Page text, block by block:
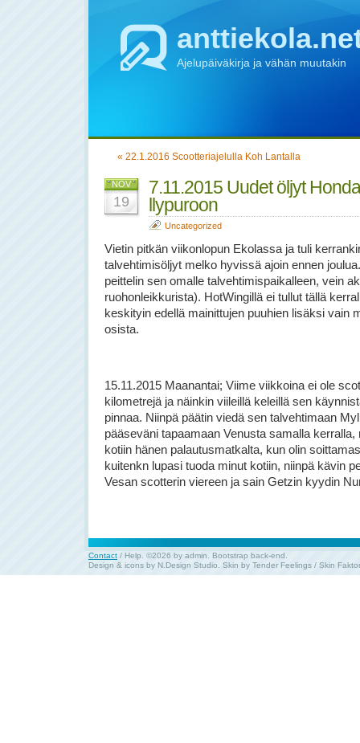
Ajelupäiväkirja ja vähän muutakin
« 22.1.2016 Scootteriajelulla Koh Lantalla
NOV
19
7.11.2015 Uudet öljyt
llypuroon
Uncategorized
Vietin pitkän viikonlopun Ekolassa ja tuli
talvehtimisöljyt melko hyvissä ajoin ennen
peittelin sen omalle talvehtimispaikalleen, vein
ruohonleikkurista). HotWingillä ei tullut tällä
keskityin edellä mainittujen puuhien lisäksi vain
osista.
15.11.2015 Maanantai; Viime viikkoina ei ole
kilometrejä ja näinkin viileillä keleillä sen
pinnaa. Niinpä päätin viedä sen talvehtimaan
pääseväni tapaamaan Venusta samalla kerralla,
kotiin hänen palautusmatkalta, kun olin
kuitenkn lupasi tuoda minut kotiin, niinpä kävin
Vesan scotterin viereen ja sain Getzin kyydin
Contact / Help . ©2026 by admin. Bootstrap back-end
Design & icons by N.Design Studio . Skin by Tender Feelings / Skin